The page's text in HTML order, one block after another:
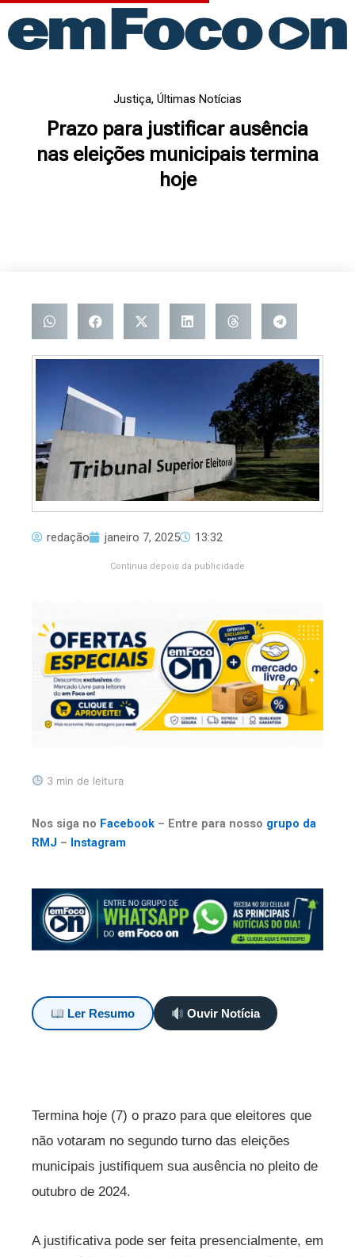
para
Justiça, Últimas Notícias
Prazo para justificar ausência
nas eleições municipais termina
hoje
redação janeiro 7, 2025 13:32
Continua depois da publicidade
3 min de leitura
Nos siga no Facebook – Entre para nosso grupo da
RMJ – Instagram
Ler Resumo Ouvir Notícia
Termina hoje (7) o prazo para que eleitores que
não votaram no segundo turno das eleições
municipais justifiquem sua ausência no pleito de
outubro de 2024.
A justificativa pode ser feita presencialmente, em